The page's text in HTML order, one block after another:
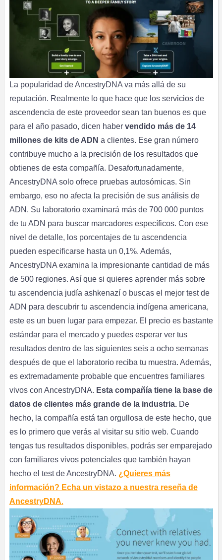
La popularidad de AncestryDNA va más allá de su
reputación. Realmente lo que hace que los servicios de
ascendencia de este proveedor sean tan buenos es que
para el año pasado, dicen haber vendido más de 14
millones de kits de ADN a clientes. Ese gran número
contribuye mucho a la precisión de los resultados que
obtienes de esta compañía. Desafortunadamente,
AncestryDNA solo ofrece pruebas autosómicas. Sin
embargo, eso no afecta la precisión de sus análisis de
ADN. Su laboratorio examinará más de 700 000 puntos
de tu ADN para buscar marcadores específicos. Con ese
nivel de detalle, los porcentajes de tu ascendencia
pueden especificarse hasta un 0,1%. Además,
AncestryDNA examina la impresionante cantidad de más
de 500 regiones. Así que si quieres aprender más sobre
tu ascendencia judía ashkenazí o buscas el mejor test de
ADN para descubrir tu ascendencia indígena americana,
este es un buen lugar para empezar. El precio es bastante
estándar para el mercado y puedes esperar ver tus
resultados dentro de las siguientes seis a ocho semanas
después de que el laboratorio reciba tu muestra. Además,
es extremadamente probable que encuentres familiares
vivos con AncestryDNA. Esta compañía tiene la base de
datos de clientes más grande de la industria.De
hecho, la compañía está tan orgullosa de este hecho, que
es lo primero que verás al visitar su sitio web. Cuando
tengas tus resultados disponibles, podrás ser emparejado
con familiares vivos potenciales que también hayan
hecho el test de AncestryDNA. ¿Quieres más
información? Echa un vistazo a nuestra reseña de
AncestryDNA.